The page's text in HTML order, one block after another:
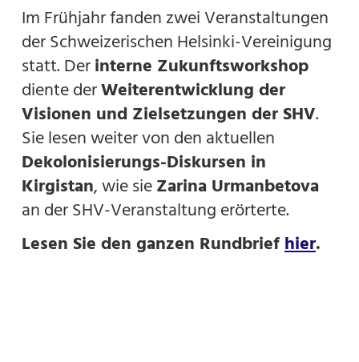
Im Frühjahr fanden zwei Veranstaltungen
der Schweizerischen Helsinki-Vereinigung
statt. Derinterne Zukunftsworkshop
diente derWeiterentwicklung der
Visionen und Zielsetzungen der SHV.
Sie lesen weiter von den aktuellen
Dekolonisierungs-Diskursen in
Kirgistan, wie sieZarina Urmanbetova
an der SHV-Veranstaltung erörterte.
Lesen Sie den ganzen Rundbriefhier.